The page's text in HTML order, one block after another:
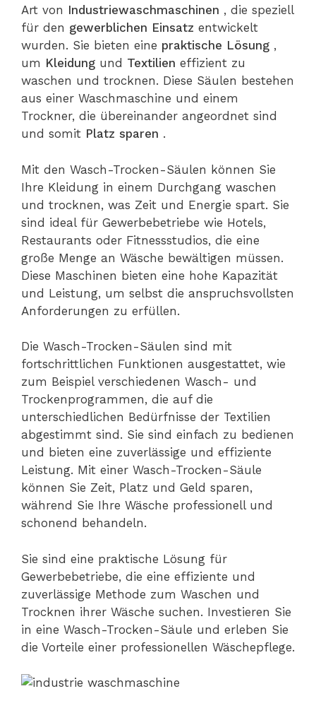
Art von Industriewaschmaschinen , die speziell
für den gewerblichen Einsatz entwickelt
wurden. Sie bieten eine praktische Lösung ,
um Kleidung und Textilien effizient zu
waschen und trocknen. Diese Säulen bestehen
aus einer Waschmaschine und einem
Trockner, die übereinander angeordnet sind
und somit Platz sparen .
Mit den Wasch-Trocken-Säulen können Sie
Ihre Kleidung in einem Durchgang waschen
und trocknen, was Zeit und Energie spart. Sie
sind ideal für Gewerbebetriebe wie Hotels,
Restaurants oder Fitnessstudios, die eine
große Menge an Wäsche bewältigen müssen.
Diese Maschinen bieten eine hohe Kapazität
und Leistung, um selbst die anspruchsvollsten
Anforderungen zu erfüllen.
Die Wasch-Trocken-Säulen sind mit
fortschrittlichen Funktionen ausgestattet, wie
zum Beispiel verschiedenen Wasch- und
Trockenprogrammen, die auf die
unterschiedlichen Bedürfnisse der Textilien
abgestimmt sind. Sie sind einfach zu bedienen
und bieten eine zuverlässige und effiziente
Leistung. Mit einer Wasch-Trocken-Säule
können Sie Zeit, Platz und Geld sparen,
während Sie Ihre Wäsche professionell und
schonend behandeln.
Sie sind eine praktische Lösung für
Gewerbebetriebe, die eine effiziente und
zuverlässige Methode zum Waschen und
Trocknen ihrer Wäsche suchen. Investieren Sie
in eine Wasch-Trocken-Säule und erleben Sie
die Vorteile einer professionellen Wäschepflege.